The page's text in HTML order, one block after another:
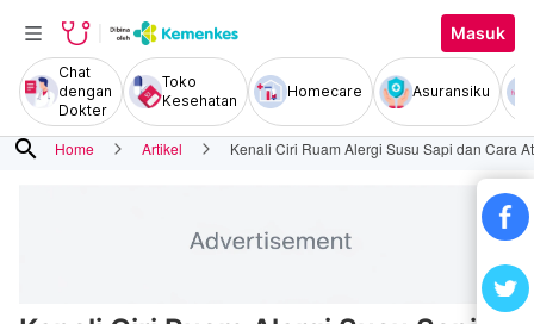
Masuk
Chat
dengan
Dokter
Toko
Kesehatan
Homecare Asuransiku
search Home Artikel Kenali Ciri Ruam Alergi Susu Sapi dan Cara